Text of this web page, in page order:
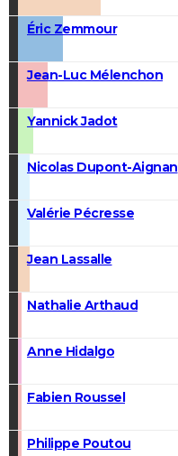
Éric Zemmour
Jean-Luc Mélenchon
Yannick Jadot
Nicolas Dupont-Aignan
Valérie Pécresse
Jean Lassalle
Nathalie Arthaud
Anne Hidalgo
Fabien Roussel
Philippe Poutou